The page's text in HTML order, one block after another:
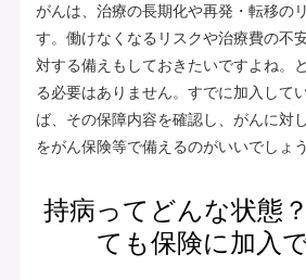
がんは、治療の長期化や再発・転移の
す。働けなくなるリスクや治療費の不
対する備えもしておきたいですよね。
る必要はありません。すでに加入して
ば、その保障内容を確認し、がんに対
をがん保険等で備えるのがいいでしょう
持病ってどんな状態
ても保険に加入